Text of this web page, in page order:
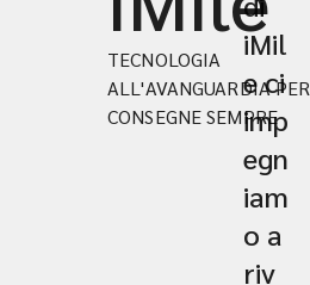
TECNOLOGIA
ALL'AVANGUARDIA PER
CONSEGNE SEMPRE
iMil
e ci
imp
egn
iam
o a
riv